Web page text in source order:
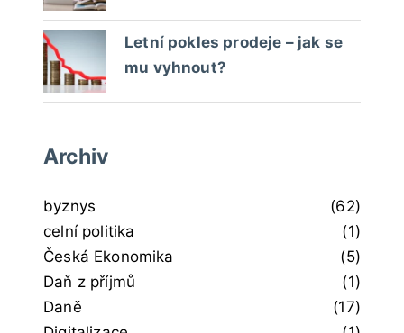
Letní pokles prodeje – jak se
mu vyhnout?
Archiv
byznys
(62)
celní politika
(1)
Česká Ekonomika
(5)
Daň z příjmů
(1)
Daně
(17)